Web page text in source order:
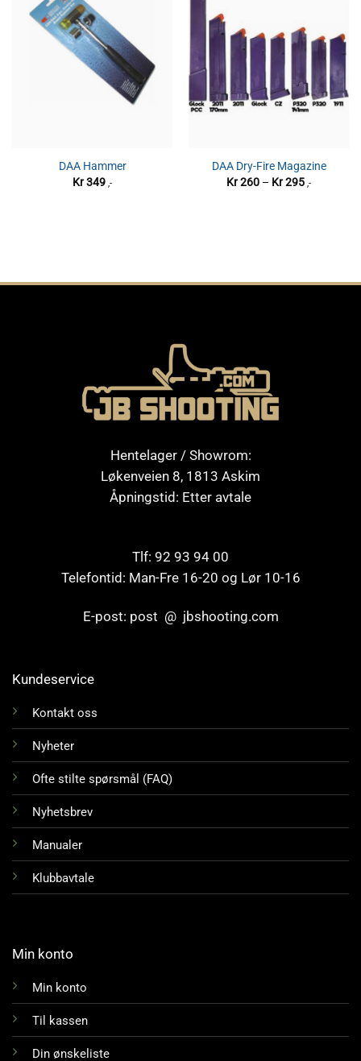
DAA Hammer
Kr349 ,-
DAA Dry-Fire Magazine
Kr260 – Kr295 ,-
Hentelager / Showrom:
Løkenveien 8, 1813 Askim
Åpningstid: Etter avtale
Tlf: 92 93 94 00
Telefontid: Man-Fre 16-20 og Lør 10-16
E-post: post @ jbshooting.com
Kundeservice
Kontakt oss
Nyheter
Ofte stilte spørsmål (FAQ)
Nyhetsbrev
Manualer
Klubbavtale
Min konto
Min konto
Til kassen
Din ønskeliste